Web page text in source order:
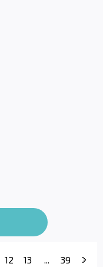
12 13 ... 39